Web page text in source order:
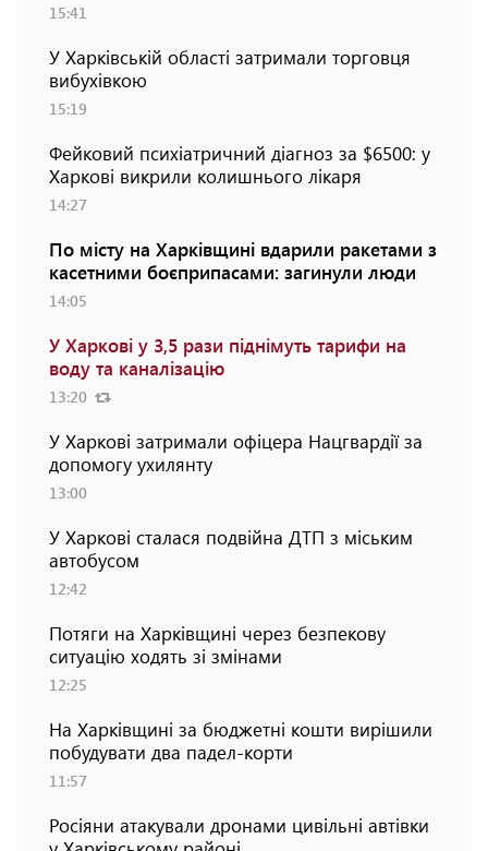
15:41
У Харківській області затримали торговця
вибухівкою
15:19
Фейковий психіатричний діагноз за $6500: у
Харкові викрили колишнього лікаря
14:27
По місту на Харківщині вдарили ракетами з
касетними боєприпасами: загинули люди
14:05
У Харкові у 3,5 рази піднімуть тарифи на
воду та каналізацію
13:20
У Харкові затримали офіцера Нацгвардії за
допомогу ухилянту
13:00
У Харкові сталася подвійна ДТП з міським
автобусом
12:42
Потяги на Харківщині через безпекову
ситуацію ходять зі змінами
12:25
На Харківщині за бюджетні кошти вирішили
побудувати два падел-корти
11:57
Росіяни атакували дронами цивільні автівки